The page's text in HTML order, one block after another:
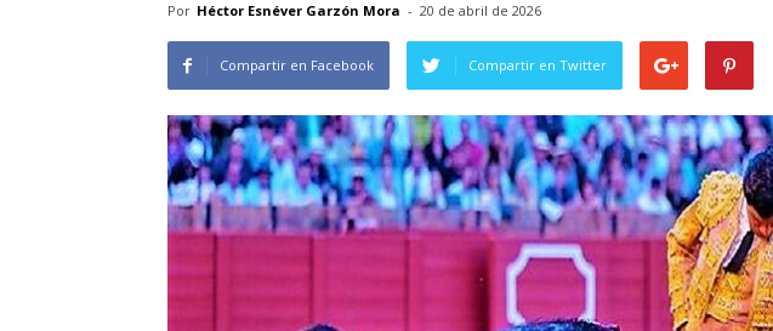
Por Héctor Esnéver Garzón Mora - 20 de abril de 2026
Compartir en Facebook Compartir en Twitter